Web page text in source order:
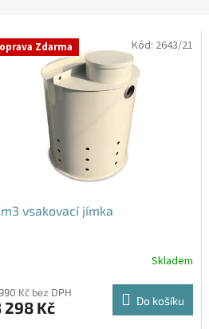
Zdarma
vsakovací jímka
Skladem
Kč bez DPH
298 Kč Do košíku
Kód: 2643/21